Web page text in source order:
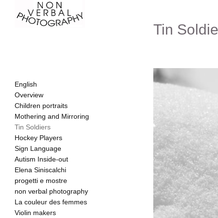
Tin
English
Overview
Children portraits
Mothering and Mirroring
Tin Soldiers
Hockey Players
Sign Language
Autism Inside-out
Elena Siniscalchi
progetti e mostre
non verbal photography
La couleur des femmes
Violin makers